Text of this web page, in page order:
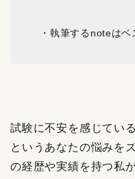
・執筆するnoteはベ
試験に不安を感じてい
というあなたの悩みを
の経歴や実績を持つ私